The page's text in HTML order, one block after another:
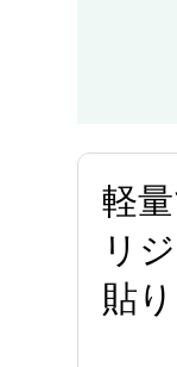
軽
リ
貼